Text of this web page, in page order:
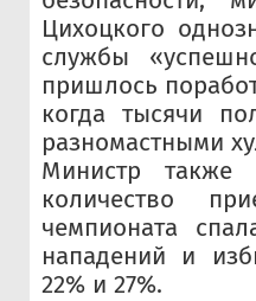
Цихоцкого
службы
пришлось
когда тысячи
разномастными
Министр также
количество
чемпионата
нападений и
22% и 27%.